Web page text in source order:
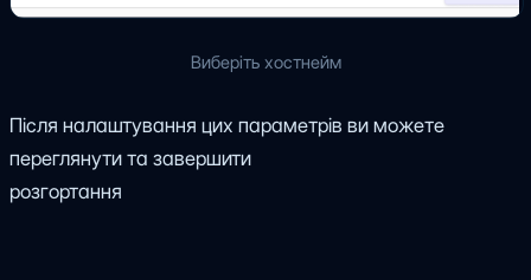
Виберіть хостнейм
Після налаштування цих параметрів ви можете
переглянути та завершити
розгортання